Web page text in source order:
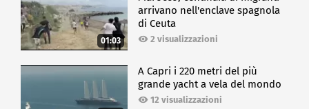
01:03
arrivano nell'enclave spagnola
di Ceuta
2 visualizzazioni
A Capri i 220 metri del più
grande yacht a vela del mondo
12 visualizzazioni